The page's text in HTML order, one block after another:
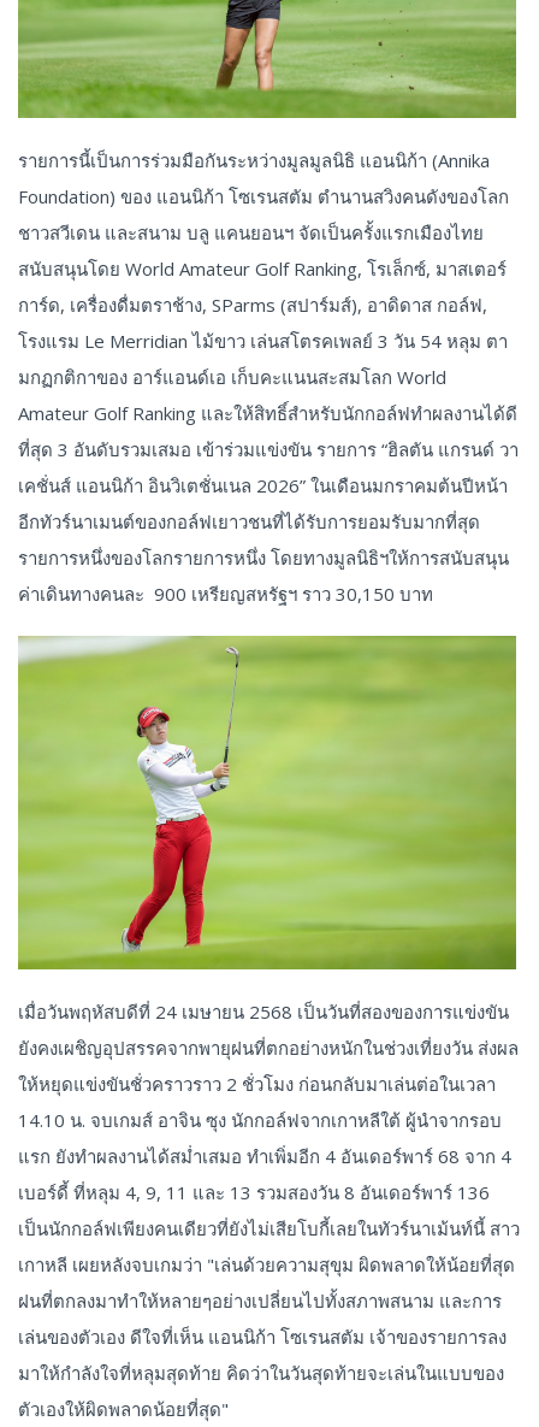
รายการนี้เป็นการร่วมมือกันระหว่างมูลมูลนิธิ แอนนิก้า (Annika
Foundation) ของ แอนนิก้า โซเรนสตัม ตำนานสวิงคนดังของโลก
ชาวสวีเดน และสนาม บลู แคนยอนฯ จัดเป็นครั้งแรกเมืองไทย
สนับสนุนโดย World Amateur Golf Ranking, โรเล็กซ์, มาสเตอร์
การ์ด, เครื่องดื่มตราช้าง, SParms (สปาร์มส์), อาดิดาส กอล์ฟ,
โรงแรม Le Merridian ไม้ขาว เล่นสโตรคเพลย์ 3 วัน 54 หลุม ตา
มกฏกติกาของ อาร์แอนด์เอ เก็บคะแนนสะสมโลก World
Amateur Golf Ranking และให้สิทธิ์สำหรับนักกอล์ฟทำผลงานได้ดี
ที่สุด 3 อันดับรวมเสมอ เข้าร่วมแข่งขัน รายการ “ฮิลตัน แกรนด์ วา
เคชั่นส์ แอนนิก้า อินวิเตชั่นเนล 2026” ในเดือนมกราคมต้นปีหน้า
อีกทัวร์นาเมนต์ของกอล์ฟเยาวชนที่ได้รับการยอมรับมากที่สุด
รายการหนึ่งของโลกรายการหนึ่ง โดยทางมูลนิธิฯให้การสนับสนุน
ค่าเดินทางคนละ 900 เหรียญสหรัฐฯ ราว 30,150 บาท
เมื่อวันพฤหัสบดีที่ 24 เมษายน 2568 เป็นวันที่สองของการแข่งขัน
ยังคงเผชิญอุปสรรคจากพายุฝนที่ตกอย่างหนักในช่วงเที่ยงวัน ส่งผล
ให้หยุดแข่งขันชั่วคราวราว 2 ชั่วโมง ก่อนกลับมาเล่นต่อในเวลา
14.10 น. จบเกมส์ อาจิน ซุง นักกอล์ฟจากเกาหลีใต้ ผู้นำจากรอบ
แรก ยังทำผลงานได้สม่ำเสมอ ทำเพิ่มอีก 4 อันเดอร์พาร์ 68 จาก 4
เบอร์ดี้ ที่หลุม 4, 9, 11 และ 13 รวมสองวัน 8 อันเดอร์พาร์ 136
เป็นนักกอล์ฟเพียงคนเดียวที่ยังไม่เสียโบกี้เลยในทัวร์นาเม้นท์นี้ สาว
เกาหลี เผยหลังจบเกมว่า "เล่นด้วยความสุขุม ผิดพลาดให้น้อยที่สุด
ฝนที่ตกลงมาทำให้หลายๆอย่างเปลี่ยนไปทั้งสภาพสนาม และการ
เล่นของตัวเอง ดีใจที่เห็น แอนนิก้า โซเรนสตัม เจ้าของรายการลง
มาให้กำลังใจที่หลุมสุดท้าย คิดว่าในวันสุดท้ายจะเล่นในแบบของ
ตัวเองให้ผิดพลาดน้อยที่สุด"